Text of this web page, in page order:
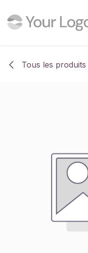
Tous les produits